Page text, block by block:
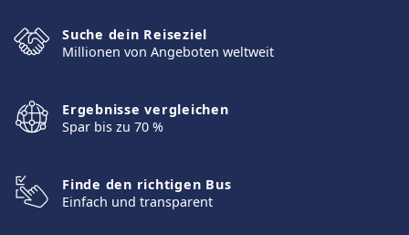
Suche dein Reiseziel
Millionen von Angeboten weltweit
Ergebnisse vergleichen
Spar bis zu 70 %
Finde den richtigen Bus
Einfach und transparent